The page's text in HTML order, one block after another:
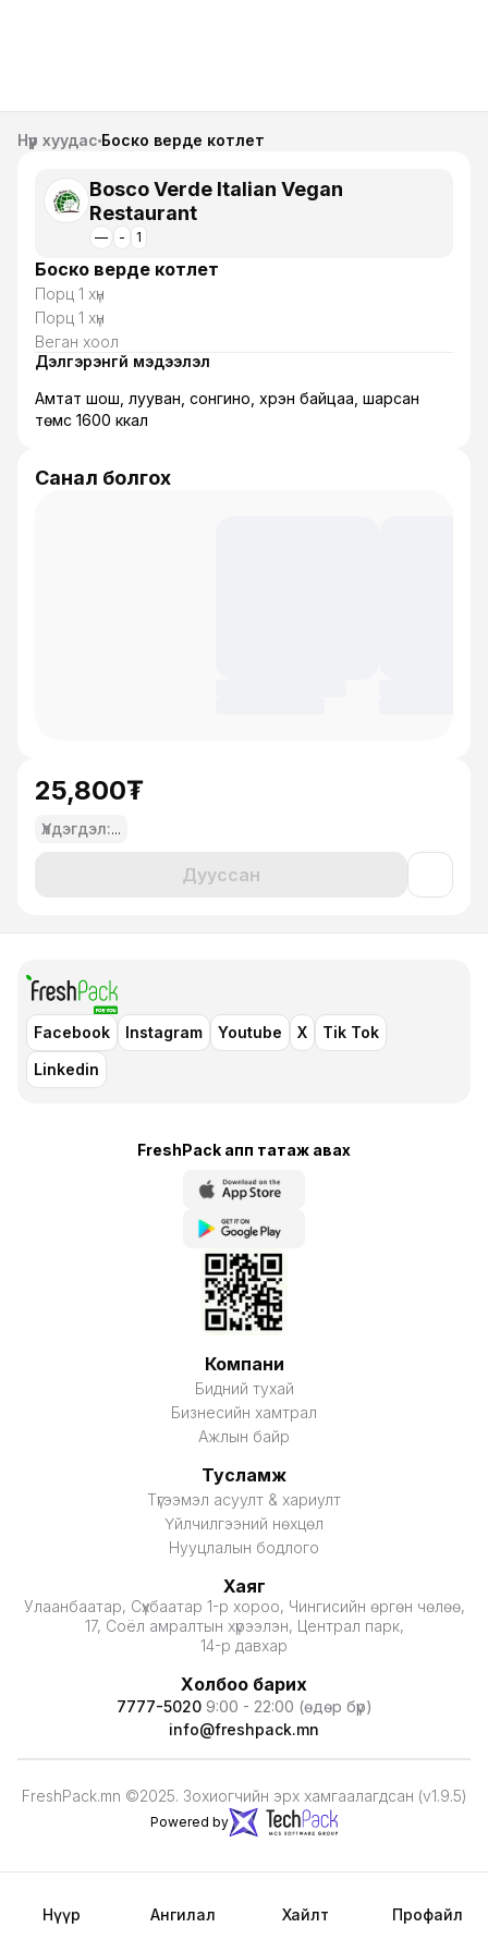
Нүүр Ангилал Хайлт Профайл
Нүүр хуудас Боско верде котлет
Bosco Verde Italian Vegan
Restaurant
— - 1
Боско верде котлет
Порц 1 хүн
Порц 1 хүн
Веган хоол
Дэлгэрэнгүй мэдээлэл
Амтат шош, лууван, сонгино, хүрэн байцаа, шарсан
төмс 1600 ккал
Санал болгох
25,800₮
Үлдэгдэл:...
Дууссан
Facebook Instagram Youtube X
Tik Tok
Linkedin
FreshPack апп татаж авaх
Компани
Бидний тухай
Бизнесийн хамтрал
Ажлын байр
Тусламж
Түгээмэл асуулт & хариулт
Үйлчилгээний нөхцөл
Нууцлалын бодлого
Хаяг
Улаанбаатар, Сүхбаатар 1-р хороо, Чингисийн өргөн чөлөө,
17, Соёл амралтын хүрээлэн, Централ парк,
14-р давхар
Холбоо барих
7777-5020 9:00 - 22:00 (өдөр бүр)
info@freshpack.mn
FreshPack.mn ©2025. Зохиогчийн эрх хамгаалагдсан (v1.9.5)
Powered by